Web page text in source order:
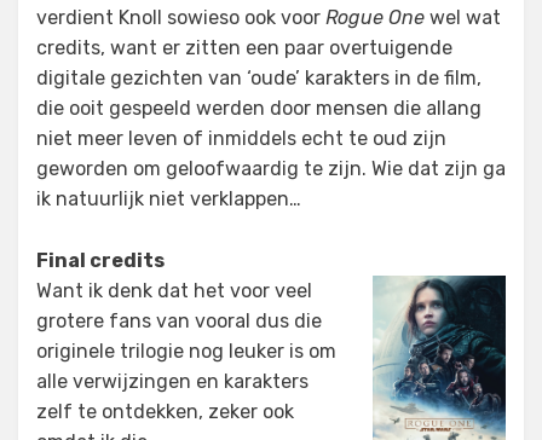
verdient Knoll sowieso ook voor Rogue One wel wat
credits, want er zitten een paar overtuigende
digitale gezichten van ‘oude’ karakters in de film,
die ooit gespeeld werden door mensen die allang
niet meer leven of inmiddels echt te oud zijn
geworden om geloofwaardig te zijn. Wie dat zijn ga
ik natuurlijk niet verklappen…
Final credits
Want ik denk dat het voor veel
grotere fans van vooral dus die
originele trilogie nog leuker is om
alle verwijzingen en karakters
zelf te ontdekken, zeker ook